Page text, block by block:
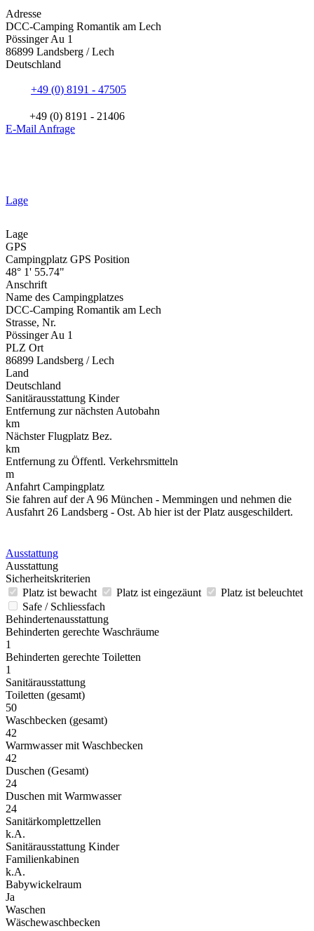
Adresse
DCC-Camping Romantik am Lech
Pössinger Au 1
86899 Landsberg / Lech
Deutschland
+49 (0) 8191 - 47505
+49 (0) 8191 - 21406
E-Mail Anfrage
Lage
Lage
GPS
Campingplatz GPS Position
48° 1' 55.74"
Anschrift
Name des Campingplatzes
DCC-Camping Romantik am Lech
Strasse, Nr.
Pössinger Au 1
PLZ Ort
86899 Landsberg / Lech
Land
Deutschland
Sanitärausstattung Kinder
Entfernung zur nächsten Autobahn
km
Nächster Flugplatz Bez.
km
Entfernung zu Öffentl. Verkehrsmitteln
m
Anfahrt Campingplatz
Sie fahren auf der A 96 München - Memmingen und nehmen die
Ausfahrt 26 Landsberg - Ost. Ab hier ist der Platz ausgeschildert.
Ausstattung
Ausstattung
Sicherheitskriterien
Platz ist bewacht
Platz ist eingezäunt
Platz ist beleuchtet
Safe / Schliessfach
Behindertenausstattung
Behinderten gerechte Waschräume
1
Behinderten gerechte Toiletten
1
Sanitärausstattung
Toiletten (gesamt)
50
Waschbecken (gesamt)
42
Warmwasser mit Waschbecken
42
Duschen (Gesamt)
24
Duschen mit Warmwasser
24
Sanitärkomplettzellen
k.A.
Sanitärausstattung Kinder
Familienkabinen
k.A.
Babywickelraum
Ja
Waschen
Wäschewaschbecken